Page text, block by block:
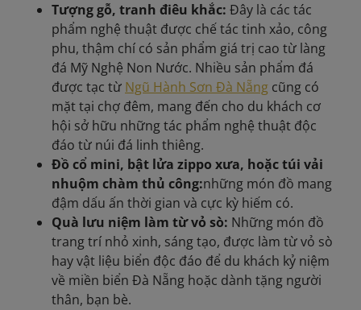
Tượng gỗ, tranh điêu khắc: Đây là các tác
phẩm nghệ thuật được chế tác tinh xảo, công
phu, thậm chí có sản phẩm giá trị cao từ làng
đá Mỹ Nghệ Non Nước. Nhiều sản phẩm đá
được tạc từ Ngũ Hành Sơn Đà Nẵng cũng có
mặt tại chợ đêm, mang đến cho du khách cơ
hội sở hữu những tác phẩm nghệ thuật độc
đáo từ núi đá linh thiêng.
Đồ cổ mini, bật lửa zippo xưa, hoặc túi vải
nhuộm chàm thủ công:những món đồ mang
đậm dấu ấn thời gian và cực kỳ hiếm có.
Quà lưu niệm làm từ vỏ sò: Những món đồ
trang trí nhỏ xinh, sáng tạo, được làm từ vỏ sò
hay vật liệu biển độc đáo để du khách kỷ niệm
về miền biển Đà Nẵng hoặc dành tặng người
thân, bạn bè.